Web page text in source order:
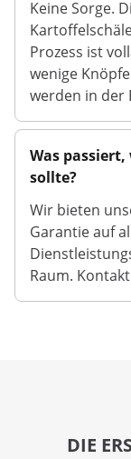
Keine Sorge.
Prozess ist
wenige
werden in der
Was
sollte?
Wir bieten
Garantie auf
Raum.
DIE